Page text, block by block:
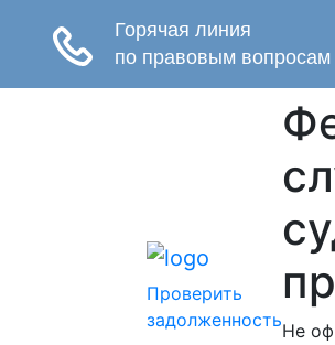
Проверить
задолженность
Не